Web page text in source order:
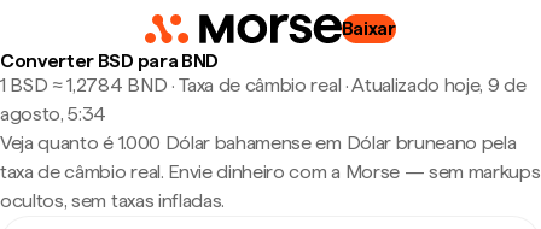
Baixar
Converter BSD para BND
1 BSD ≈ 1,2784 BND · Taxa de câmbio real ·Atualizado hoje, 9 de
agosto, 5:34
Veja quanto é 1.000 Dólar bahamense em Dólar bruneano pela
taxa de câmbio real. Envie dinheiro com a Morse — sem markups
ocultos, sem taxas infladas.